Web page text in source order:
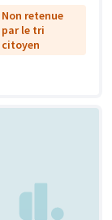
Non retenue
par le tri
citoyen